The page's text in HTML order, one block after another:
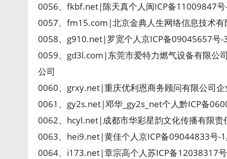
0056、fkbf.net|陈天真个人闽ICP备11009847号
0057、fm15.com|北京金典人生网络信息技术
0058、g910.net|罗宽个人京ICP备09045657号-
0059、gd3l.com|东莞市爱特力燃气设备有限公
公司
0060、grxy.net|重庆优利恩商务顾问有限公司
0061、gy2s.net|邓华_gy2s_net个人黔ICP备
0062、hcyl.net|成都市华彩星韵文化传播有限
0063、hei9.net|黄佳个人京ICP备09044833号-
0064、i173.net|章宗高个人苏ICP备12038317